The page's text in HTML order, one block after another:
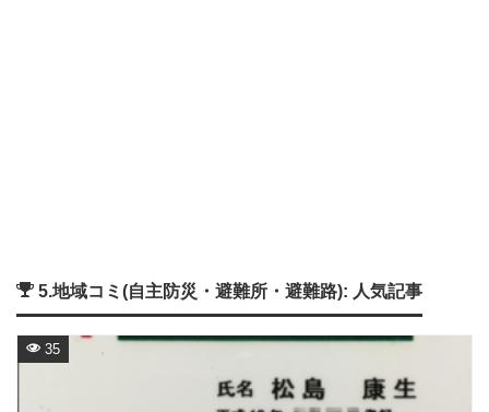
5.地域コミ(自主防災・避難所・避難路): 人気記事
35